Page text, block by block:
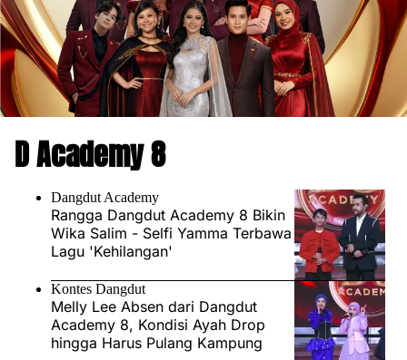
D Academy 8
Dangdut Academy
Rangga Dangdut Academy 8 Bikin
Wika Salim - Selfi Yamma Terbawa
Lagu 'Kehilangan'
Kontes Dangdut
Melly Lee Absen dari Dangdut
Academy 8, Kondisi Ayah Drop
hingga Harus Pulang Kampung